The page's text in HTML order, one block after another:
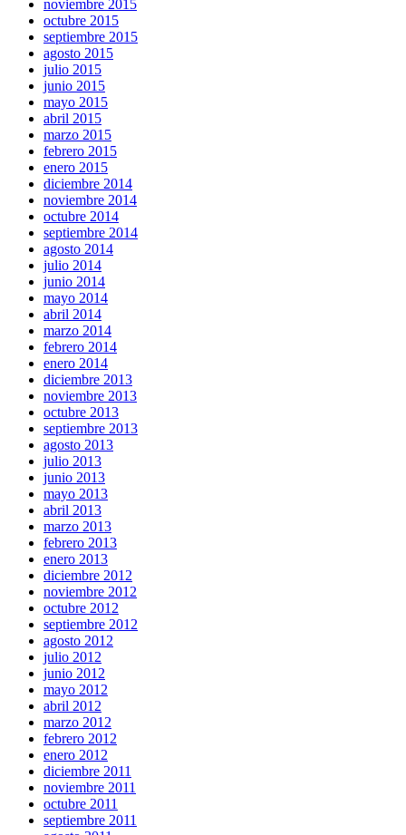
noviembre 2015
octubre 2015
septiembre 2015
agosto 2015
julio 2015
junio 2015
mayo 2015
abril 2015
marzo 2015
febrero 2015
enero 2015
diciembre 2014
noviembre 2014
octubre 2014
septiembre 2014
agosto 2014
julio 2014
junio 2014
mayo 2014
abril 2014
marzo 2014
febrero 2014
enero 2014
diciembre 2013
noviembre 2013
octubre 2013
septiembre 2013
agosto 2013
julio 2013
junio 2013
mayo 2013
abril 2013
marzo 2013
febrero 2013
enero 2013
diciembre 2012
noviembre 2012
octubre 2012
septiembre 2012
agosto 2012
julio 2012
junio 2012
mayo 2012
abril 2012
marzo 2012
febrero 2012
enero 2012
diciembre 2011
noviembre 2011
octubre 2011
septiembre 2011